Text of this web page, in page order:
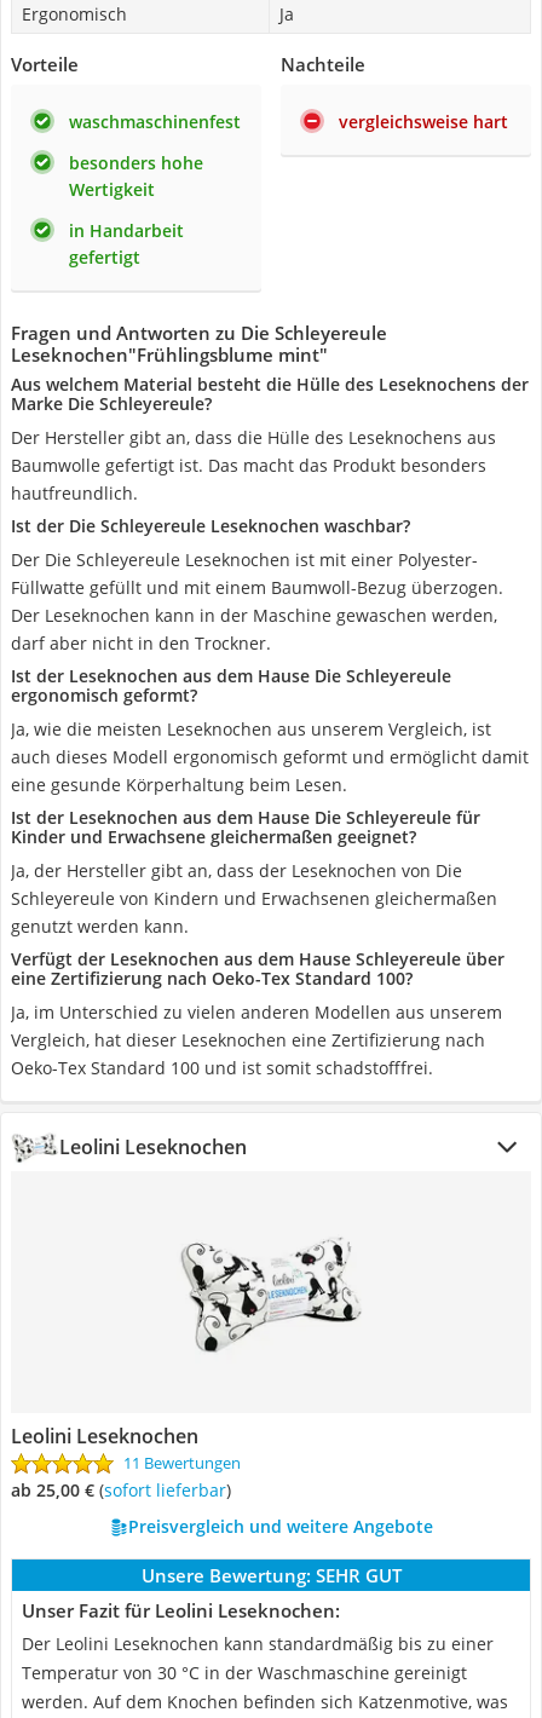
Ergonomisch Ja
Vorteile
waschmaschinenfest
besonders hohe
Wertigkeit
in Handarbeit
gefertigt
Nachteile
vergleichsweise hart
Fragen und Antworten zu Die Schleyereule
Leseknochen"Frühlingsblume mint"
Aus welchem Material besteht die Hülle des Leseknochens der
Marke Die Schleyereule?
Der Hersteller gibt an, dass die Hülle des Leseknochens aus
Baumwolle gefertigt ist. Das macht das Produkt besonders
hautfreundlich.
Ist der Die Schleyereule Leseknochen waschbar?
Der Die Schleyereule Leseknochen ist mit einer Polyester-
Füllwatte gefüllt und mit einem Baumwoll-Bezug überzogen.
Der Leseknochen kann in der Maschine gewaschen werden,
darf aber nicht in den Trockner.
Ist der Leseknochen aus dem Hause Die Schleyereule
ergonomisch geformt?
Ja, wie die meisten Leseknochen aus unserem Vergleich, ist
auch dieses Modell ergonomisch geformt und ermöglicht damit
eine gesunde Körperhaltung beim Lesen.
Ist der Leseknochen aus dem Hause Die Schleyereule für
Kinder und Erwachsene gleichermaßen geeignet?
Ja, der Hersteller gibt an, dass der Leseknochen von Die
Schleyereule von Kindern und Erwachsenen gleichermaßen
genutzt werden kann.
Verfügt der Leseknochen aus dem Hause Schleyereule über
eine Zertifizierung nach Oeko-Tex Standard 100?
Ja, im Unterschied zu vielen anderen Modellen aus unserem
Vergleich, hat dieser Leseknochen eine Zertifizierung nach
Oeko-Tex Standard 100 und ist somit schadstofffrei.
Leolini Leseknochen
Leolini Leseknochen
11 Bewertungen
ab 25,00 € ( Sofort lieferbar)
Preisvergleich und weitere Angebote
Unsere Bewertung: SEHR GUT
Unser Fazit für Leolini Leseknochen:
Der Leolini Leseknochen kann standardmäßig bis zu einer
Temperatur von 30 °C in der Waschmaschine gereinigt
werden. Auf dem Knochen befinden sich Katzenmotive, was